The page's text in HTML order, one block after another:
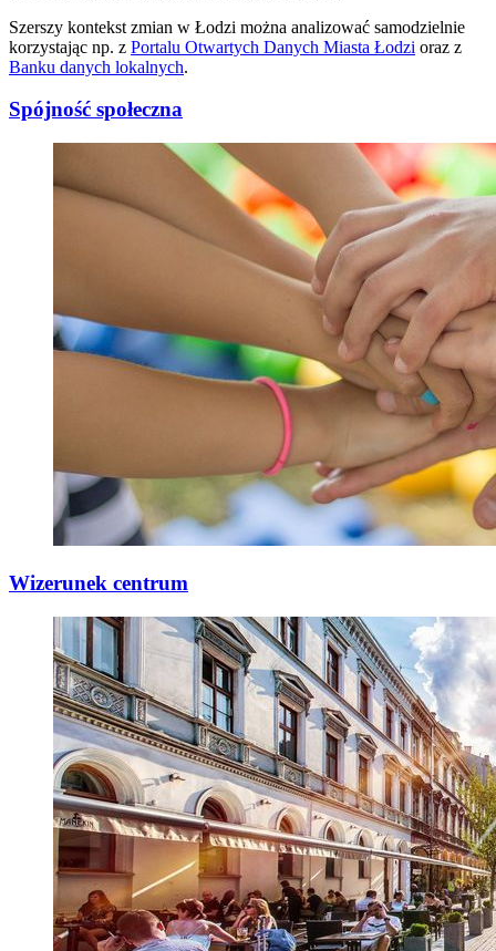
Szerszy kontekst zmian w Łodzi można analizować samodzielnie
korzystając np. z Portalu Otwartych Danych Miasta Łodzi oraz z
Banku danych lokalnych.
Spójność społeczna
Wizerunek centrum